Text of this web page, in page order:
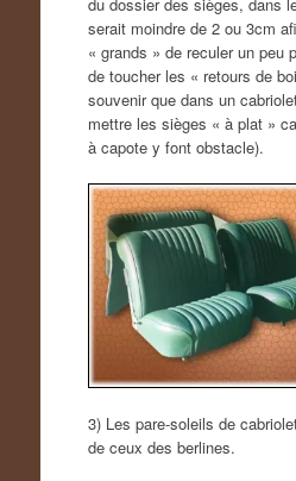
serait moindre de 2 ou 3cm
« grands » de reculer un peu
de toucher les « retours de
souvenir que dans un
mettre les sièges « à plat »
à capote y font obstacle).
3) Les pare-soleils de
de ceux des berlines.